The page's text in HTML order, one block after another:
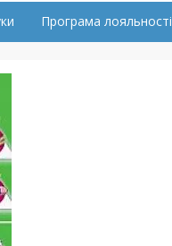
Програма лояльності